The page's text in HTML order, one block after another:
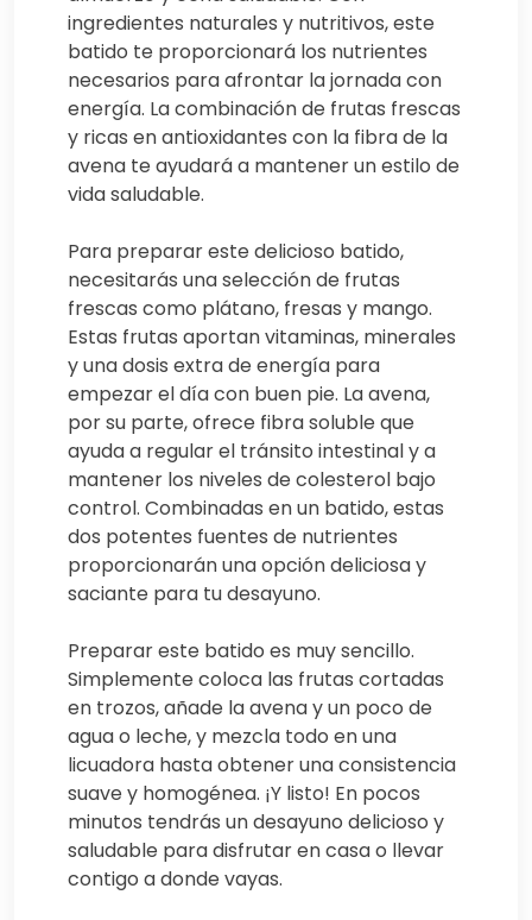
ingredientes naturales y nutritivos, este
batido te proporcionará los nutrientes
necesarios para afrontar la jornada con
energía. La combinación de frutas frescas
y ricas en antioxidantes con la fibra de la
avena te ayudará a mantener un estilo de
vida saludable.
Para preparar este delicioso batido,
necesitarás una selección de frutas
frescas como plátano, fresas y mango.
Estas frutas aportan vitaminas, minerales
y una dosis extra de energía para
empezar el día con buen pie. La avena,
por su parte, ofrece fibra soluble que
ayuda a regular el tránsito intestinal y a
mantener los niveles de colesterol bajo
control. Combinadas en un batido, estas
dos potentes fuentes de nutrientes
proporcionarán una opción deliciosa y
saciante para tu desayuno.
Preparar este batido es muy sencillo.
Simplemente coloca las frutas cortadas
en trozos, añade la avena y un poco de
agua o leche, y mezcla todo en una
licuadora hasta obtener una consistencia
suave y homogénea. ¡Y listo! En pocos
minutos tendrás un desayuno delicioso y
saludable para disfrutar en casa o llevar
contigo a donde vayas.